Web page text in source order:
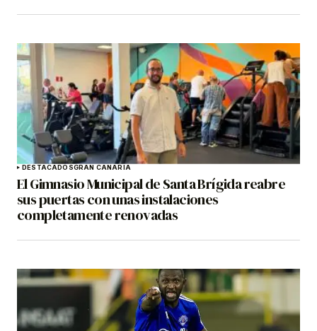
DESTACADOSGRAN CANARIA
El Gimnasio Municipal de Santa Brígida reabre
sus puertas con unas instalaciones
completamente renovadas